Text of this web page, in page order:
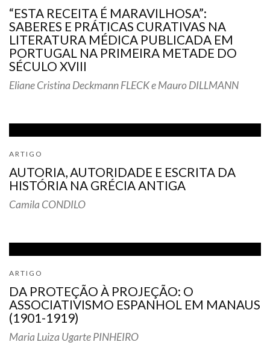
“ESTA RECEITA É MARAVILHOSA”:
SABERES E PRÁTICAS CURATIVAS NA
LITERATURA MÉDICA PUBLICADA EM
PORTUGAL NA PRIMEIRA METADE DO
SÉCULO XVIII
Eliane Cristina Deckmann FLECK e Mauro DILLMANN
ARTIGO
AUTORIA, AUTORIDADE E ESCRITA DA
HISTÓRIA NA GRÉCIA ANTIGA
Camila CONDILO
ARTIGO
DA PROTEÇÃO À PROJEÇÃO: O
ASSOCIATIVISMO ESPANHOL EM MANAUS
(1901-1919)
Maria Luiza Ugarte PINHEIRO